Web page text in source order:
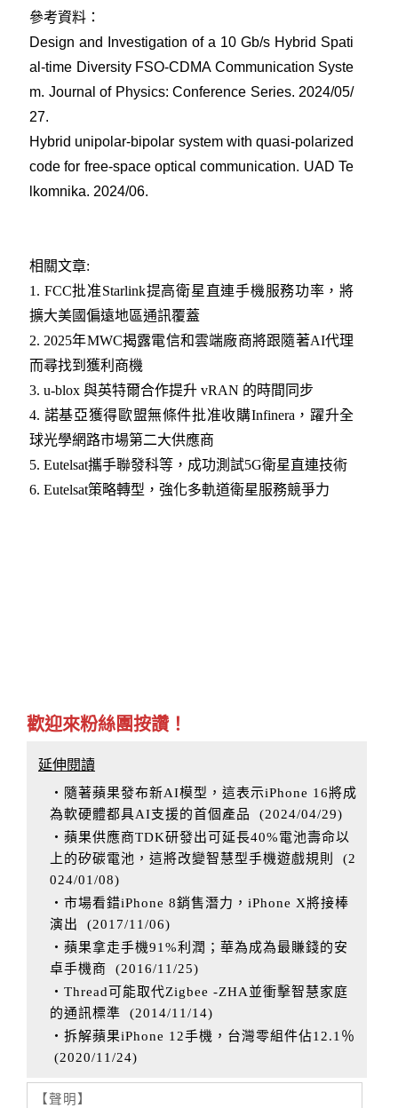
參考資料：
Design and Investigation of a 10 Gb/s Hybrid Spati
al-time Diversity FSO-CDMA Communication Syste
m. Journal of Physics: Conference Series. 2024/05/
27.
Hybrid unipolar-bipolar system with quasi-polarized
code for free-space optical communication. UAD Te
lkomnika. 2024/06.
相關文章:
1 . FCC批准Starlink提高衛星直連手機服務功率，將
擴大美國偏遠地區通訊覆蓋
2. 2025年MWC揭露電信和雲端廠商將跟隨著AI代理
而尋找到獲利商機
3. u-blox 與英特爾合作提升 vRAN 的時間同步
4. 諾基亞獲得歐盟無條件批准收購Infinera，躍升全
球光學網路市場第二大供應商
5. Eutelsat攜手聯發科等，成功測試5G衛星直連技術
6. Eutelsat策略轉型，強化多軌道衛星服務競爭力
歡迎來粉絲團按讚！
延伸閱讀
‧隨著蘋果發布新AI模型，這表示iPhone 16將成
為軟硬體都具AI支援的首個產品
(2024/04/29)
‧蘋果供應商TDK研發出可延長40%電池壽命以
上的矽碳電池，這將改變智慧型手機遊戲規則
(2
024/01/08)
‧市場看錯iPhone 8銷售潛力，iPhone X將接棒
演出
(2017/11/06)
‧蘋果拿走手機91%利潤；華為成為最賺錢的安
卓手機商
(2016/11/25)
‧Thread可能取代Zigbee -ZHA並衝擊智慧家庭
的通訊標準 (2014/11/14)
‧拆解蘋果iPhone 12手機，台灣零組件佔12.1％
(2020/11/24)
【聲明】